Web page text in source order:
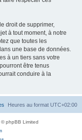
droit de supprimer,
à tout moment, à notre
que toutes les
une base de données.
à un tiers sans votre
être tenus
conduire à la
Heures au format UTC+02:00
phpBB Limited